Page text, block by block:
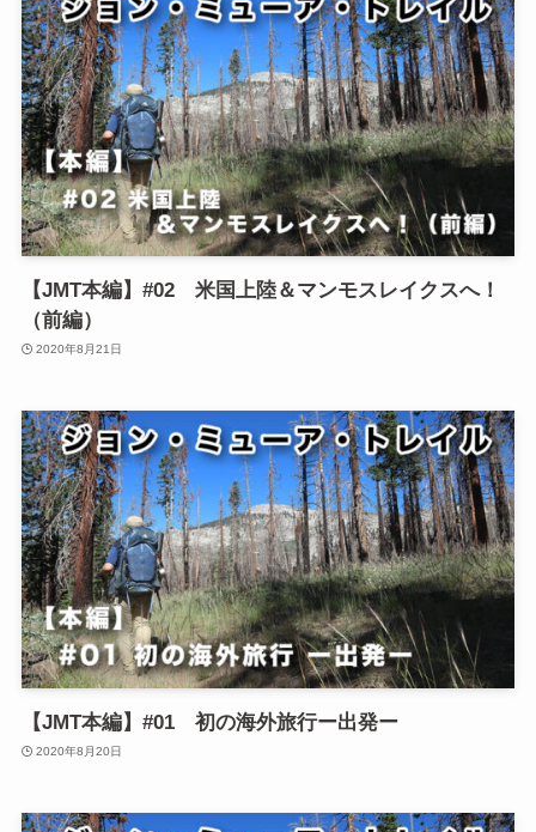
【JMT本編】#02 米国上陸＆マンモスレイクスへ！
（前編）
2020年8月21日
【JMT本編】#01 初の海外旅行ー出発ー
2020年8月20日